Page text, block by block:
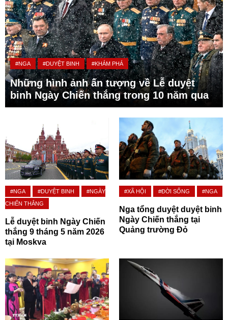
#NGA #DUYỆT BINH #KHÁM PHÁ
Những hình ảnh ấn tượng về Lễ duyệt
binh Ngày Chiến thắng trong 10 năm qua
#NGA #DUYỆT BINH
#NGÀY
CHIẾN THẮNG
Lễ duyệt binh Ngày Chiến
thắng 9 tháng 5 năm 2026
tại Moskva
#XÃ HỘI #ĐỜI SỐNG #NGA
Nga tổng duyệt duyệt binh
Ngày Chiến thắng tại
Quảng trường Đỏ